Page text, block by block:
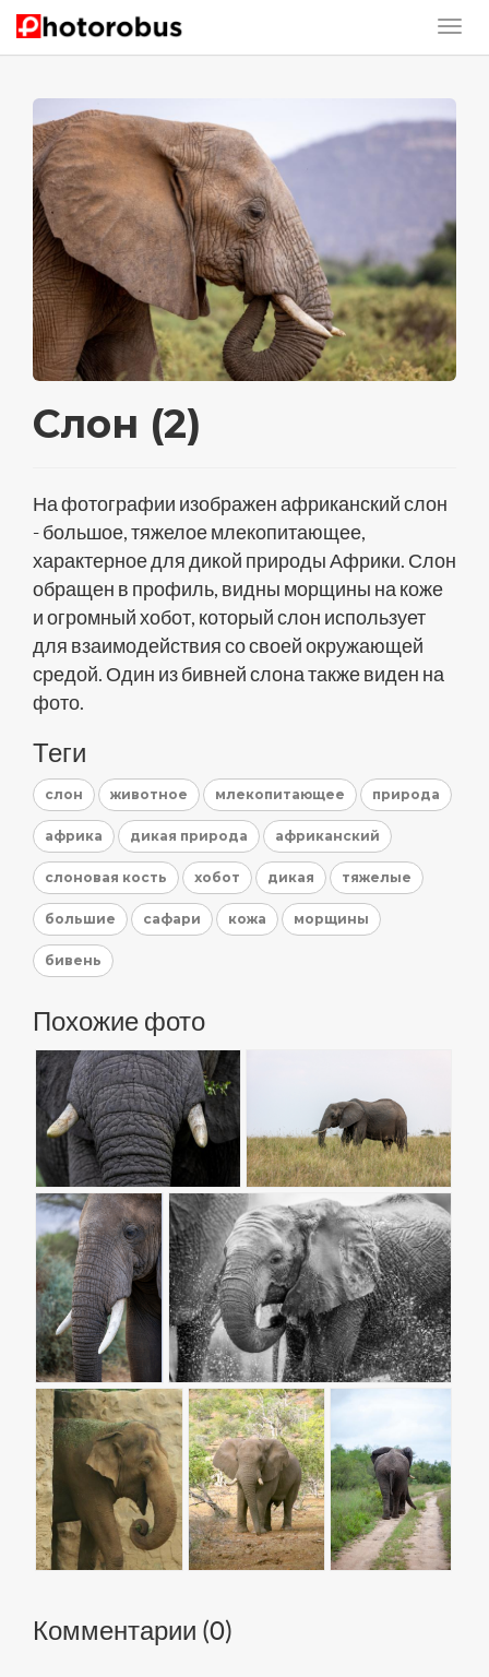
Слон (2)
На фотографии изображен африканский слон
- большое, тяжелое млекопитающее,
характерное для дикой природы Африки. Слон
обращен в профиль, видны морщины на коже
и огромный хобот, который слон использует
для взаимодействия со своей окружающей
средой. Один из бивней слона также виден на
фото.
Теги
слон животное млекопитающее природа
африка дикая природа африканский
слоновая кость хобот дикая тяжелые
большие сафари кожа морщины
бивень
Похожие фото
Комментарии (0)